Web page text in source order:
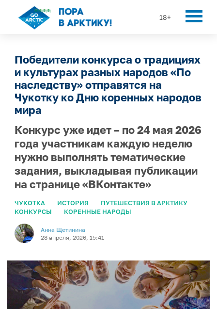
18+
Победители конкурса о традициях
и культурах разных народов «По
наследству» отправятся на
Чукотку ко Дню коренных народов
мира
Конкурс уже идет – по 24 мая 2026
года участникам каждую неделю
нужно выполнять тематические
задания, выкладывая публикации
на странице «ВКонтакте»
ЧУКОТКА ИСТОРИЯ
ПУТЕШЕСТВИЯ В АРКТИКУ
КОНКУРСЫ
КОРЕННЫЕ НАРОДЫ
Анна Щетинина
28 апреля, 2026, 15:41